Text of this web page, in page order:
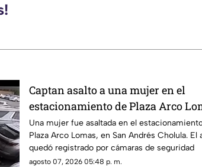
Captan asalto a una mujer en el
estacionamiento de Plaza Arco
Una mujer fue asaltada en el
Plaza Arco Lomas, en San Andrés Cholula. El
quedó registrado por cámaras de seguridad
agosto 07, 2026 05:48 p. m.